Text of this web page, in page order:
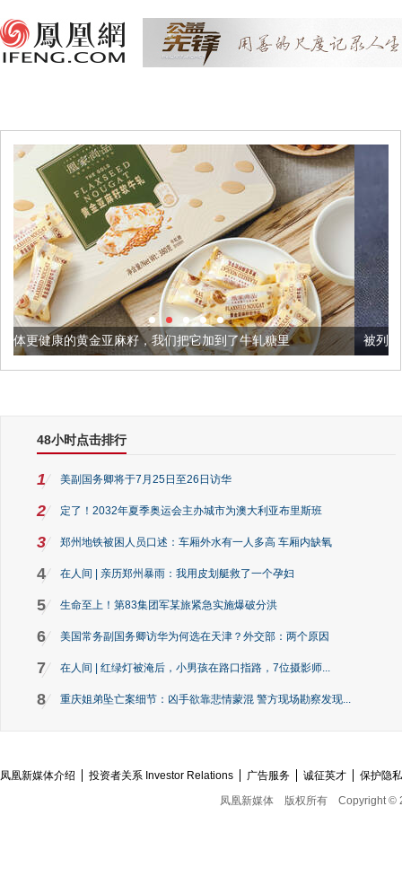
籽，我们把它加到了牛轧糖里 被列入佛家七宝的它到底有
48小时点击排行
1 美副国务卿将于7月25日至26日访华
2 定了！2032年夏季奥运会主办城市为澳大利亚布里斯班
3 郑州地铁被困人员口述：车厢外水有一人多高 车厢内缺氧
4 在人间 | 亲历郑州暴雨：我用皮划艇救了一个孕妇
5 生命至上！第83集团军某旅紧急实施爆破分洪
6 美国常务副国务卿访华为何选在天津？外交部：两个原因
7 在人间 | 红绿灯被淹后，小男孩在路口指路，7位摄影师...
8 重庆姐弟坠亡案细节：凶手欲靠悲情蒙混 警方现场勘察发现...
凤凰新媒体介绍 投资者关系 Investor Relations 广告服务 诚征英才
保护隐
凤凰新媒体
版权所有 Copyright ©